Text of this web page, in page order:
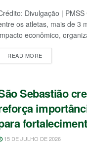
Divulgação |
os atletas, mais de 3
econômico,
READ MORE
Sebastião
15 DE JULHO DE 2026